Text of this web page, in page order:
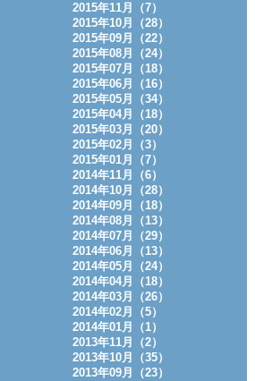
2015年11月（7）
2015年10月（28）
2015年09月（22）
2015年08月（24）
2015年07月（18）
2015年06月（16）
2015年05月（34）
2015年04月（18）
2015年03月（20）
2015年02月（3）
2015年01月（7）
2014年11月（6）
2014年10月（28）
2014年09月（18）
2014年08月（13）
2014年07月（29）
2014年06月（13）
2014年05月（24）
2014年04月（18）
2014年03月（26）
2014年02月（5）
2014年01月（1）
2013年11月（2）
2013年10月（35）
2013年09月（23）